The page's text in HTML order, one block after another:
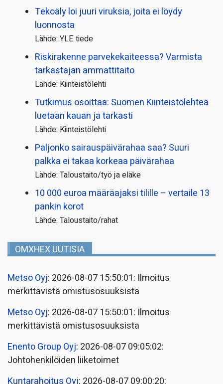
Tekoäly loi juuri viruksia, joita ei löydy
luonnosta
Lähde: YLE tiede
Riskirakenne parvekekaiteessa? Varmista
tarkastajan ammattitaito
Lähde: Kiinteistölehti
Tutkimus osoittaa: Suomen Kiinteistölehteä
luetaan kauan ja tarkasti
Lähde: Kiinteistölehti
Paljonko sairauspäivä­rahaa saa? Suuri
palkka ei takaa korkeaa päivärahaa
Lähde: Taloustaito/työ ja eläke
10 000 euroa määräajaksi tilille – vertaile 13
pankin korot
Lähde: Taloustaito/rahat
OMXHEX UUTISIA
Metso Oyj: 2026-08-07 15:50:01: Ilmoitus
merkittävistä omistusosuuksista
Metso Oyj: 2026-08-07 15:50:01: Ilmoitus
merkittävistä omistusosuuksista
Enento Group Oyj: 2026-08-07 09:05:02:
Johtohenkilöiden liiketoimet
Kuntarahoitus Oyj: 2026-08-07 09:00:20: